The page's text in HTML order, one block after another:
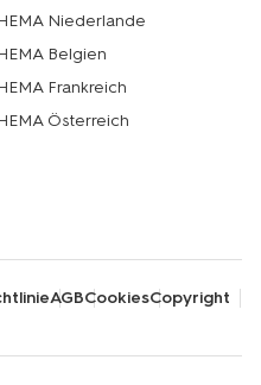
Niederlande
Belgien
Frankreich
Österreich
AGBCookiesCopyright